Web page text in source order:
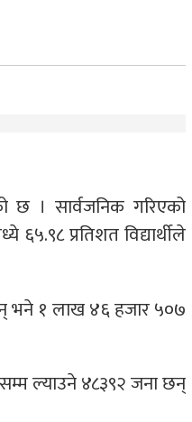
छ । सार्वजनिक गरिएको
प्रतिशत विद्यार्थीले
भने १ लाख ४६ हजार ५०७
ल्याउने ४८३९२ जना छन्